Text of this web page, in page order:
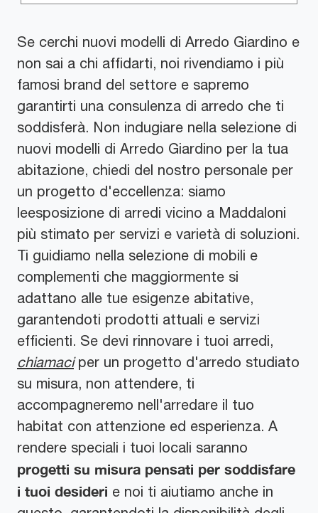
Se cerchi nuovi modelli di Arredo Giardino e
non sai a chi affidarti, noi rivendiamo i più
famosi brand del settore e sapremo
garantirti una consulenza di arredo che ti
soddisferà. Non indugiare nella selezione di
nuovi modelli di Arredo Giardino per la tua
abitazione, chiedi del nostro personale per
un progetto d'eccellenza: siamo
leesposizione di arredi vicino a Maddaloni
più stimato per servizi e varietà di soluzioni.
Ti guidiamo nella selezione di mobili e
complementi che maggiormente si
adattano alle tue esigenze abitative,
garantendoti prodotti attuali e servizi
efficienti. Se devi rinnovare i tuoi arredi,
chiamaciper un progetto d'arredo studiato
su misura, non attendere, ti
accompagneremo nell'arredare il tuo
habitat con attenzione ed esperienza. A
rendere speciali i tuoi locali saranno
progetti su misura pensati per soddisfare
i tuoi desideri e noi ti aiutiamo anche in